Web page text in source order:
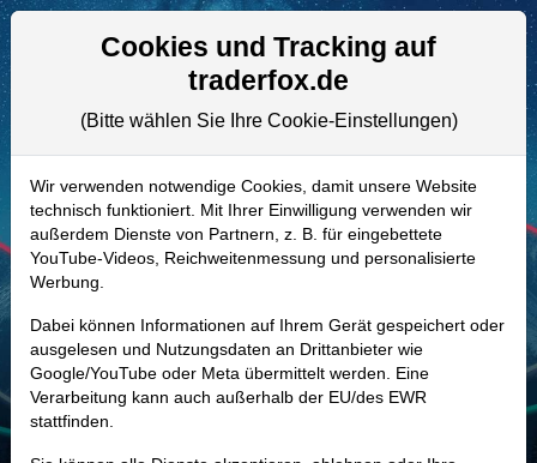
Aktien- und Artikelsuche
A2PMGD | HLIO–Helios
Technologies Aktie
Realtime-Aktienkurs:
- - -
-
Marktkapitalisierung 2,73 Mrd. USD
Unternehmenswert
Cookies und Tracking auf
traderfox.de
(Bitte wählen Sie Ihre Cookie-Einstellungen)
Wir verwenden notwendige Cookies, damit unsere Website
technisch funktioniert. Mit Ihrer Einwilligung verwenden wir
außerdem Dienste von Partnern, z. B. für eingebettete
YouTube-Videos, Reichweitenmessung und personalisierte
Werbung.
Dabei können Informationen auf Ihrem Gerät gespeichert oder
ausgelesen und Nutzungsdaten an Drittanbieter wie
Google/YouTube oder Meta übermittelt werden. Eine
Verarbeitung kann auch außerhalb der EU/des EWR
stattfinden.